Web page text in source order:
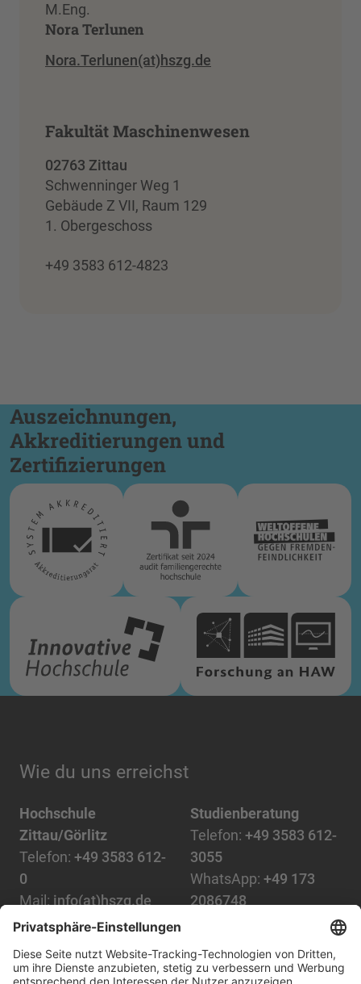
M.Eng.
Nora Terlunen
Nora.Terlunen(at)hszg.de
Fakultät Maschinenwesen
02763 Zittau
Schwenninger Weg 1
Gebäude Z VII, Raum 129
1. Obergeschoss
+49 3583 612-4823
Auszeichnungen,
Akkreditierungen und
Zertifizierungen
Wie du uns erreichst
Hochschule
Zittau/Görlitz
Telefon: +49 3583 612-
0
Mail: info(at)hszg.de
Studienberatung
Telefon: +49 3583 612-
3055
WhatsApp: +49 173
2086748